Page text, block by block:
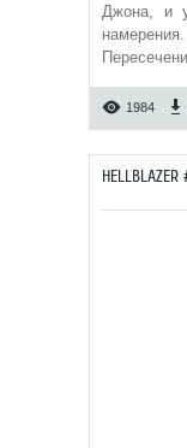
Джона, и
намерения.
1984
HELLBLAZER